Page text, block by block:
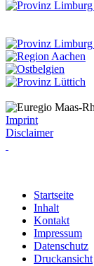
Imprint
Disclaimer
Startseite
Inhalt
Kontakt
Impressum
Datenschutz
Druckansicht